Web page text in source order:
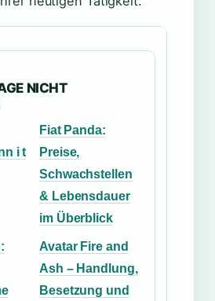
NICHT
i t
Fiat Panda:
Preise,
Schwachstellen
& Lebensdauer
im Überblick
Avatar Fire and
Ash – Handlung,
Besetzung und